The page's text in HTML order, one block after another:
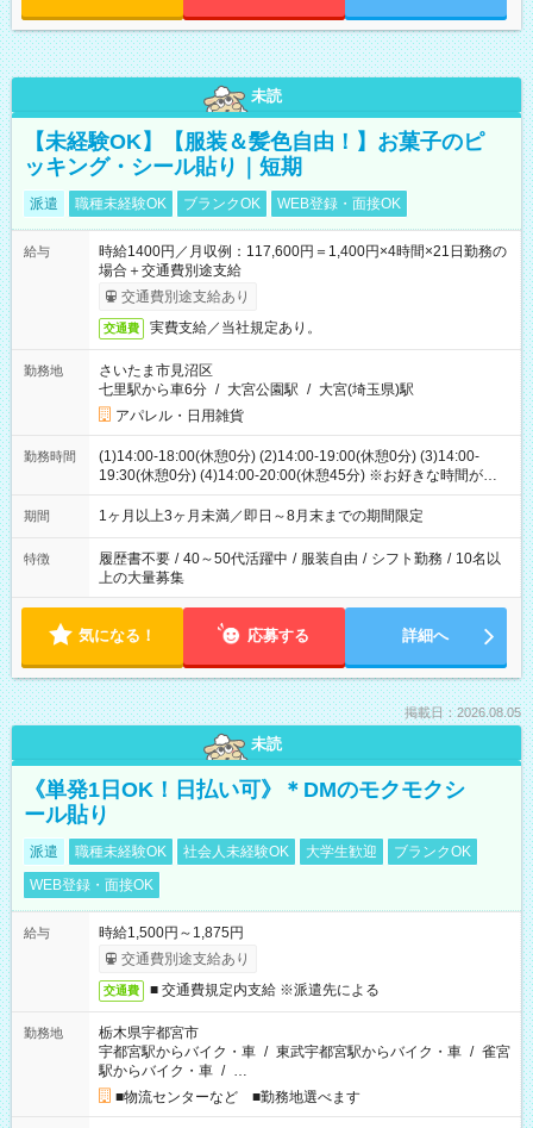
未読
【未経験OK】【服装＆髪色自由！】お菓子のピ
ッキング・シール貼り｜短期
派遣 職種未経験OK ブランクOK WEB登録・面接OK
給与
時給1400円／月収例：117,600円＝1,400円×4時間×21日勤務の
場合＋交通費別途支給
交通費別途支給あり
交通費 実費支給／当社規定あり。
勤務地
さいたま市見沼区
七里駅から車6分 / 大宮公園駅 / 大宮(埼玉県)駅
アパレル・日用雑貨
勤務時間
(1)14:00-18:00(休憩0分) (2)14:00-19:00(休憩0分) (3)14:00-
19:30(休憩0分) (4)14:00-20:00(休憩45分) ※お好きな時間が選べ
ます
期間 1ヶ月以上3ヶ月未満／即日～8月末までの期間限定
特徴 履歴書不要 / 40～50代活躍中 / 服装自由 / シフト勤務 / 10名以
上の大量募集
気になる！ 応募する 詳細へ
掲載日：2026.08.05
未読
《単発1日OK！日払い可》＊DMのモクモクシ
ール貼り
派遣 職種未経験OK 社会人未経験OK 大学生歓迎
ブランクOK
WEB登録・面接OK
給与
時給1,500円～1,875円
交通費別途支給あり
交通費 ■ 交通費規定内支給 ※派遣先による
勤務地
栃木県宇都宮市
宇都宮駅からバイク・車 / 東武宇都宮駅からバイク・車 / 雀宮
駅からバイク・車 / …
■物流センターなど ■勤務地選べます